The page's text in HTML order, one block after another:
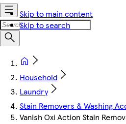
Skip to main content
Skip to search
Household
Laundry
Stain Removers & Washing
Vanish Oxi Action Stain